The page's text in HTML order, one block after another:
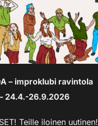
– improklubi ravintola
24.4.-26.9.2026
Teille iloinen uutinen!